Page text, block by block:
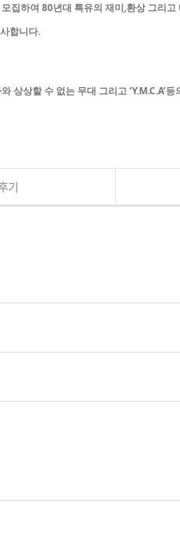
집하여 80년대 특유의 재미,환상 그리
합니다.
상할 수 없는 무대 그리고 ‘Y.M.C.A’
기